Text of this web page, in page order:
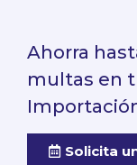
Ahorra
multas en
Solicita